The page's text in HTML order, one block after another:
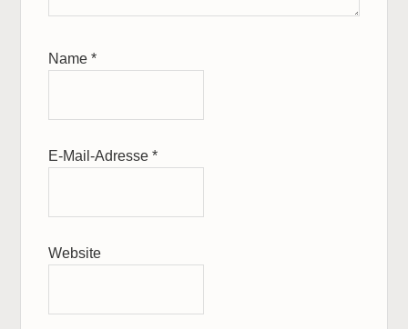
Name*
E-Mail-Adresse*
Website